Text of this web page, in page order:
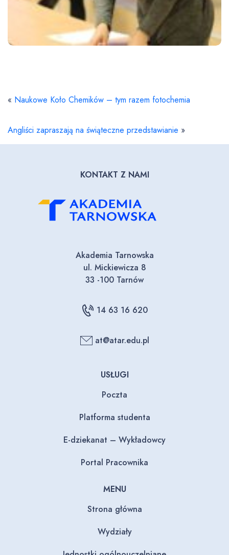
« Naukowe Koło Chemików – tym razem fotochemia
Angliści zapraszają na świąteczne przedstawianie »
KONTAKT Z NAMI
Akademia Tarnowska
ul. Mickiewicza 8
33 -100 Tarnów
14 63 16 620
at@atar.edu.pl
USŁUGI
Poczta
Platforma studenta
E-dziekanat – Wykładowcy
Portal Pracownika
MENU
Strona główna
Wydziały